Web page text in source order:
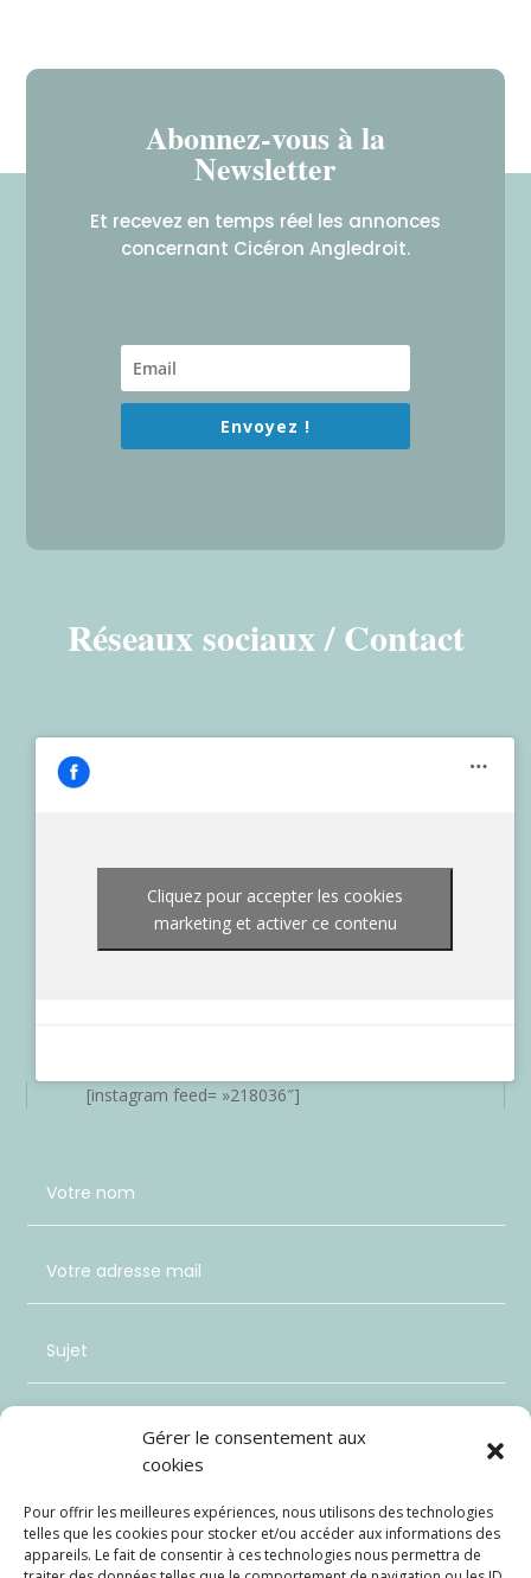
Gérer le consentement aux
cookies
Pour offrir les meilleures expériences, nous utilisons des technologies
telles que les cookies pour stocker et/ou accéder aux informations des
appareils. Le fait de consentir à ces technologies nous permettra de
Abonnez-vous à la
Newsletter
Et recevez en temps réel les annonces
concernant Cicéron Angledroit.
Envoyez !
Réseaux sociaux / Contact
Cliquez pour accepter les cookies
marketing et activer ce contenu
[instagram feed= »218036″]